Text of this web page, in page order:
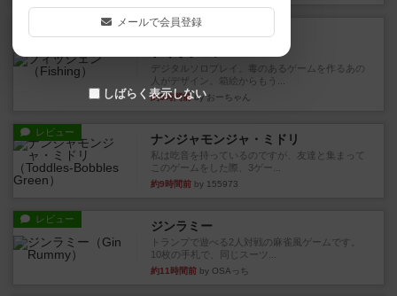
デジタルソロプレイ。毒のあるゲームを作るあの
人がデザイン。箱絵からもう...
約5時間前by おーちゃん
レビュー ナンジャモンジャ・ミドリ
私は吃音を持っているのですが、友達と集まって
このゲームをした際、3ゲー...
約9時間前 by 155973
レビュー ジンラミー
トランプで遊べる2人対戦の麻雀風ゲームです。
10枚の手札で、同じスーツ...
約11時間前 by OSAっち
メールで会員登録
しばらく表示しない